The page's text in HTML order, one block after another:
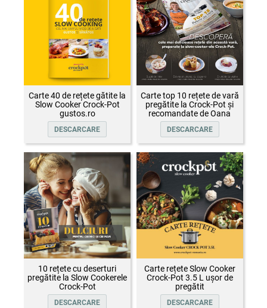
Carte 40 de rețete gătite la
Slow Cooker Crock-Pot
gustos.ro
DESCARCARE
Carte top 10 rețete de vară
pregătite la Crock-Pot și
recomandate de Oana
Țepelin
DESCARCARE
10 rețete cu deserturi
pregătite la Slow Cookerele
Crock-Pot
DESCARCARE
Carte rețete Slow Cooker
Crock-Pot 3.5 L ușor de
pregătit
DESCARCARE